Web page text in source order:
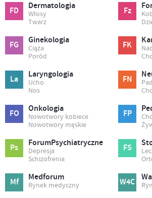
FD Dermatologia
Włosy
Twarz
Fz
FG Ginekologia
Ciąża
Poród
FK
La Laryngologia
Ucho
Nos
FN
FO Onkologia
Nowotwory kobiece
Nowotwory męskie
FP
Ps ForumPsychiatryczne
Depresja
Schizofrenia
FS
Mf Medforum
Rynek medyczny W4C